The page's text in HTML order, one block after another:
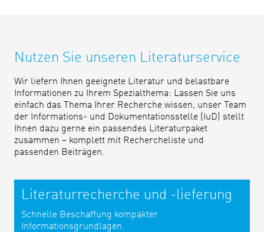
Nutzen Sie unseren Literaturservice
Wir liefern Ihnen geeignete Literatur und belastbare
Informationen zu Ihrem Spezialthema: Lassen Sie uns
einfach das Thema Ihrer Recherche wissen, unser Team
der Informations- und Dokumentationsstelle (IuD) stellt
Ihnen dazu gerne ein passendes Literaturpaket
zusammen – komplett mit Rechercheliste und
passenden Beiträgen.
Literaturrecherche und -lieferung
Schnelle Beschaffung kompakter
Informationsgrundlagen.